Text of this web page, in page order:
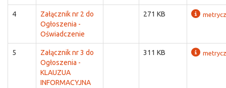
4
Załącznik nr 2 do
Ogłoszenia -
Oświadczenie
271 KB
5
Załącznik nr 3 do
Ogłoszenia -
KLAUZUA
INFORMACYJNA
311 KB